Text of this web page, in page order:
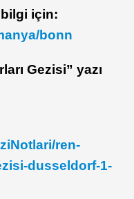
için:
bonn
Gezisi” yazı
ren-
dusseldorf-1-